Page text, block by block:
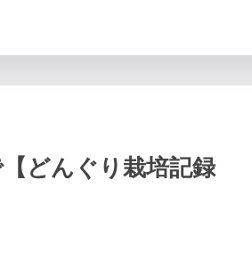
どんぐり栽培記録